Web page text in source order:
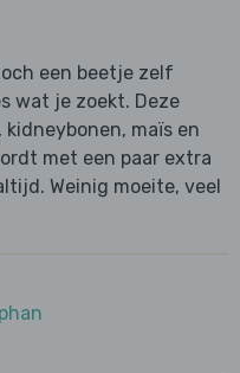
een beetje zelf
wat je zoekt. Deze
maïs en
met een paar extra
Weinig moeite, veel